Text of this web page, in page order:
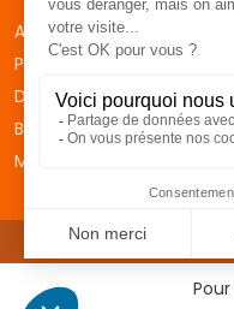
Apéritif dinatoire
Plateaux repas
Desserts
Boissons
Menus de fêtes